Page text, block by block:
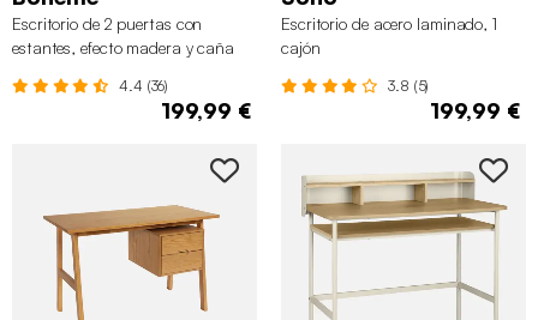
Escritorio de 2 puertas con
estantes, efecto madera y caña
4.4 (36)
199,99 €
Escritorio de acero laminado, 1
cajón
3.8 (5)
199,99 €